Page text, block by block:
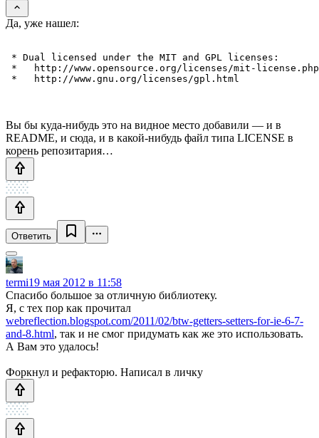
Да, уже нашел:
* Dual licensed under the MIT and GPL licenses:
*   http://www.opensource.org/licenses/mit-license.php
Вы бы куда-нибудь это на видное место добавили — и в
README, и сюда, и в какой-нибудь файл типа LICENSE в
корень репозитария…
Ответить
termi19 мая 2012 в 11:58
Спасибо большое за отличную библиотеку.
Я, с тех пор как прочитал
webreflection.blogspot.com/2011/02/btw-getters-setters-for-ie-6-7-
and-8.html, так и не смог придумать как же это использовать.
А Вам это удалось!
Форкнул и рефакторю. Написал в личку